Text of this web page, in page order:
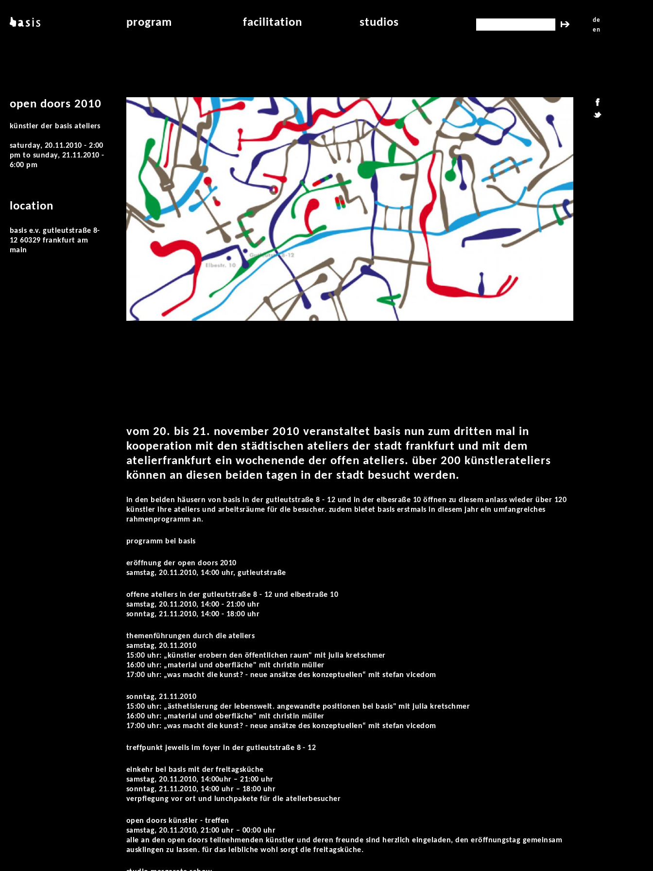
basis program facilitation studios
de
en
open doors 2010
künstler der basis ateliers
saturday, 20.11.2010 - 2:00
pm to sunday, 21.11.2010 -
6:00 pm
location
basis e.v. gutleutstraße 8-
12 60329 frankfurt am
main
vom 20. bis 21. november 2010 veranstaltet basis nun zum dritten mal in
kooperation mit den städtischen ateliers der stadt frankfurt und mit dem
atelierfrankfurt ein wochenende der offen ateliers. über 200 künstlerateliers
können an diesen beiden tagen in der stadt besucht werden.
in den beiden häusern von basis in der gutleutstraße 8 - 12 und in der elbesraße 10 öffnen zu diesem anlass wieder über 120
künstler ihre ateliers und arbeitsräume für die besucher. zudem bietet basis erstmals in diesem jahr ein umfangreiches
rahmenprogramm an.
programm bei basis
eröffnung der open doors 2010
samstag, 20.11.2010, 14:00 uhr, gutleutstraße
offene ateliers in der gutleutstraße 8 - 12 und elbestraße 10
samstag, 20.11.2010, 14:00 - 21:00 uhr
sonntag, 21.11.2010, 14:00 - 18:00 uhr
themenführungen durch die ateliers
samstag, 20.11.2010
15:00 uhr: „künstler erobern den öffentlichen raum" mit julia kretschmer
16:00 uhr: „material und oberfläche" mit christin müller
17:00 uhr: „was macht die kunst? - neue ansätze des konzeptuellen“ mit stefan vicedom
sonntag, 21.11.2010
15:00 uhr: „ästhetisierung der lebenswelt. angewandte positionen bei basis" mit julia kretschmer
16:00 uhr: „material und oberfläche" mit christin müller
17:00 uhr: „was macht die kunst? - neue ansätze des konzeptuellen“ mit stefan vicedom
treffpunkt jeweils im foyer in der gutleutstraße 8 - 12
einkehr bei basis mit der freitagsküche
samstag, 20.11.2010, 14:00uhr – 21:00 uhr
sonntag, 21.11.2010, 14:00 uhr – 18:00 uhr
verpflegung vor ort und lunchpakete für die atelierbesucher
open doors künstler - treffen
samstag, 20.11.2010, 21:00 uhr – 00:00 uhr
alle an den open doors teilnehmenden künstler und deren freunde sind herzlich eingeladen, den eröffnungstag gemeinsam
ausklingen zu lassen. für das leibliche wohl sorgt die freitagsküche.